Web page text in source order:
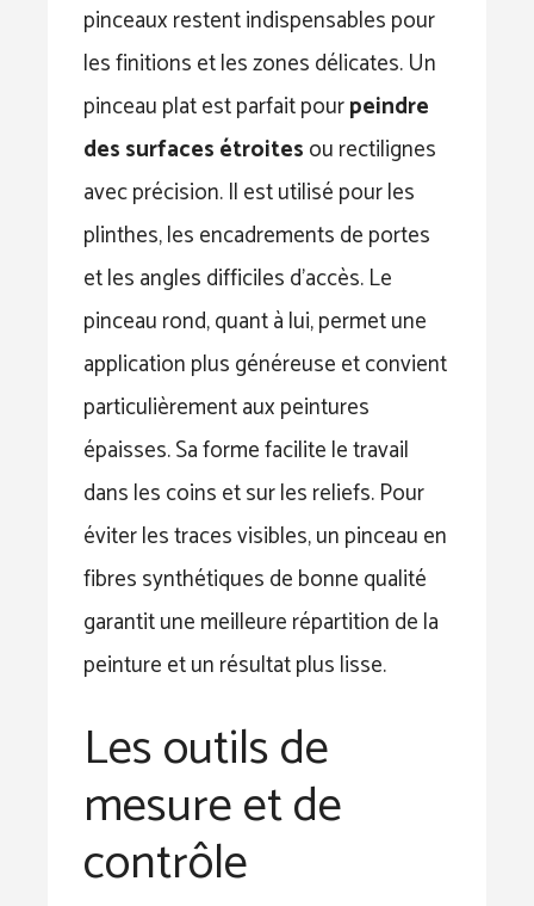
pinceaux restent indispensables pour
les finitions et les zones délicates. Un
pinceau plat est parfait pourpeindre
des surfaces étroitesou rectilignes
avec précision. Il est utilisé pour les
plinthes, les encadrements de portes
et les angles difficiles d’accès. Le
pinceau rond, quant à lui, permet une
application plus généreuse et convient
particulièrement aux peintures
épaisses. Sa forme facilite le travail
dans les coins et sur les reliefs. Pour
éviter les traces visibles, un pinceau en
fibres synthétiques de bonne qualité
garantit une meilleure répartition de la
peinture et un résultat plus lisse.
Les outils de
mesure et de
contrôle